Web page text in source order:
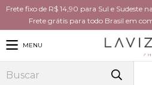
Frete fixo de R$ 14,90 para Sul e Sudeste
Frete grátis para todo Brasil em
MENU